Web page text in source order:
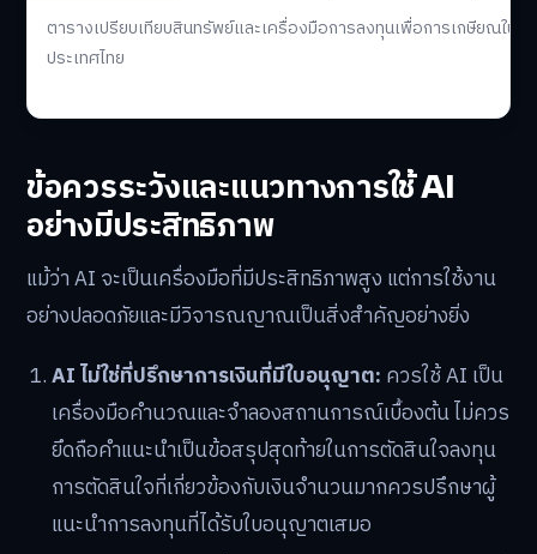
ตารางเปรียบเทียบสินทรัพย์และเครื่องมือการลงทุนเพื่อการเกษียณใน
ประเทศไทย
ข้อควรระวังและแนวทางการใช้ AI
อย่างมีประสิทธิภาพ
แม้ว่า AI จะเป็นเครื่องมือที่มีประสิทธิภาพสูง แต่การใช้งาน
อย่างปลอดภัยและมีวิจารณญาณเป็นสิ่งสำคัญอย่างยิ่ง
AI ไม่ใช่ที่ปรึกษาการเงินที่มีใบอนุญาต: ควรใช้ AI เป็น
เครื่องมือคำนวณและจำลองสถานการณ์เบื้องต้น ไม่ควร
ยึดถือคำแนะนำเป็นข้อสรุปสุดท้ายในการตัดสินใจลงทุน
การตัดสินใจที่เกี่ยวข้องกับเงินจำนวนมากควรปรึกษาผู้
แนะนำการลงทุนที่ได้รับใบอนุญาตเสมอ